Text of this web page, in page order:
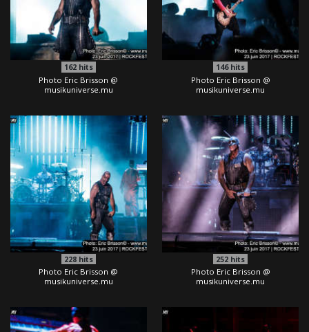
162hits
Photo Eric Brisson @
musikuniverse.mu
146hits
Photo Eric Brisson @
musikuniverse.mu
228hits
Photo Eric Brisson @
musikuniverse.mu
252 hits
Photo Eric Brisson @
musikuniverse.mu